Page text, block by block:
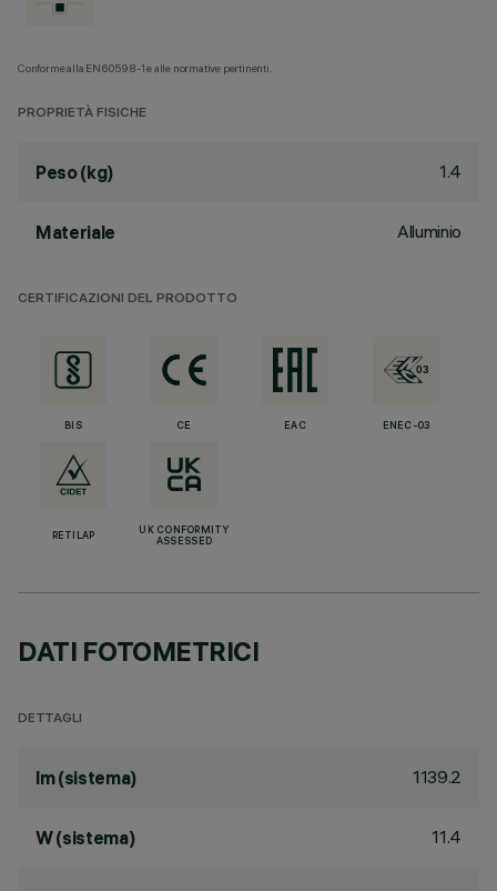
Conforme alla EN60598-1 e alle normative pertinenti.
PROPRIETÀ FISICHE
Peso (kg) 1.4
Materiale Alluminio
CERTIFICAZIONI DEL PRODOTTO
BIS CE EAC ENEC-03
RETILAP
UK CONFORMITY
ASSESSED
DATI FOTOMETRICI
DETTAGLI
lm (sistema) 1139.2
W (sistema) 11.4